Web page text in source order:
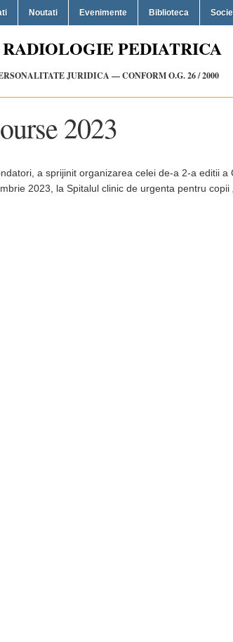
Noutati Evenimente Biblioteca
PEDIATRICA
JURIDICA — CONFORM O.G. 26 / 2000
2023
a sprijinit organizarea celei de-a 2-a editii a
2023, la Spitalul clinic de urgenta pentru copii